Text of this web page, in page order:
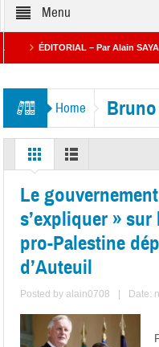
Menu
ÉDITORIAL – Par Alain
Home
Le
s’expliquer »
pro-Palestine
d’Auteuil
Posted byalain0708 Date: